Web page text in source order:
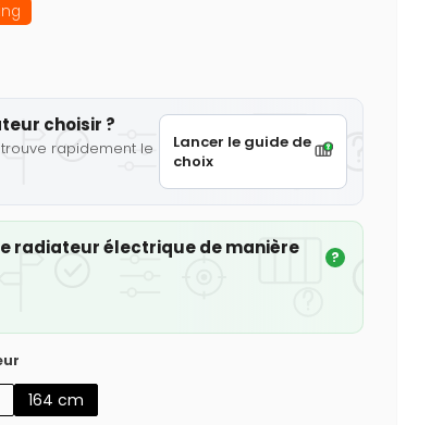
choisir ?
rapidement le
Lancer le guide de
choix
radiateur électrique de manière
?
164 cm